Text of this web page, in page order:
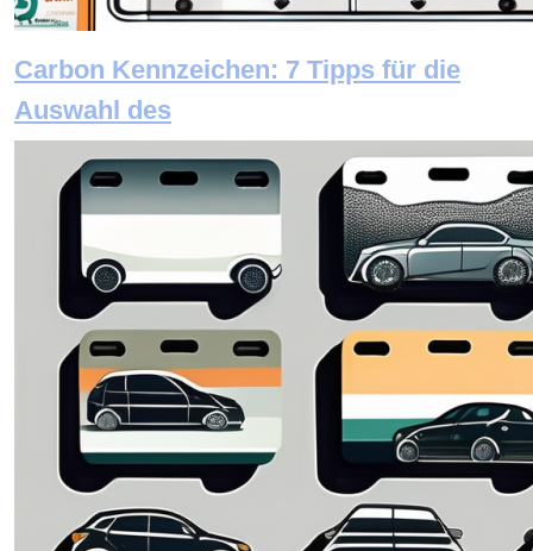
Carbon Kennzeichen: 7 Tipps für die
Auswahl des